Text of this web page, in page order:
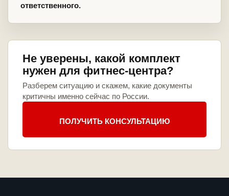
ответственного.
Не уверены, какой комплект
нужен для фитнес-центра?
Разберем ситуацию и скажем, какие документы
критичны именно сейчас по России.
ПОЛУЧИТЬ КОНСУЛЬТАЦИЮ